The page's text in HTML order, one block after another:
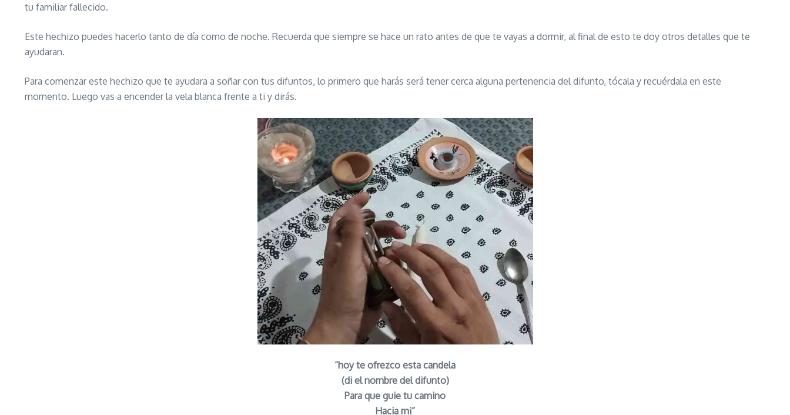
tu familiar fallecido.
Este hechizo puedes hacerlo tanto de día como de noche. Recuerda que siempre se hace un rato antes de que te vayas a dormir, al final de esto te doy otros detalles que te
ayudaran.
Para comenzar este hechizo que te ayudara a soñar con tus difuntos, lo primero que harás será tener cerca alguna pertenencia del difunto, tócala y recuérdala en este
momento. Luego vas a encender la vela blanca frente a ti y dirás.
“hoy te ofrezco esta candela
(di el nombre del difunto)
Para que guie tu camino
Hacia mi”